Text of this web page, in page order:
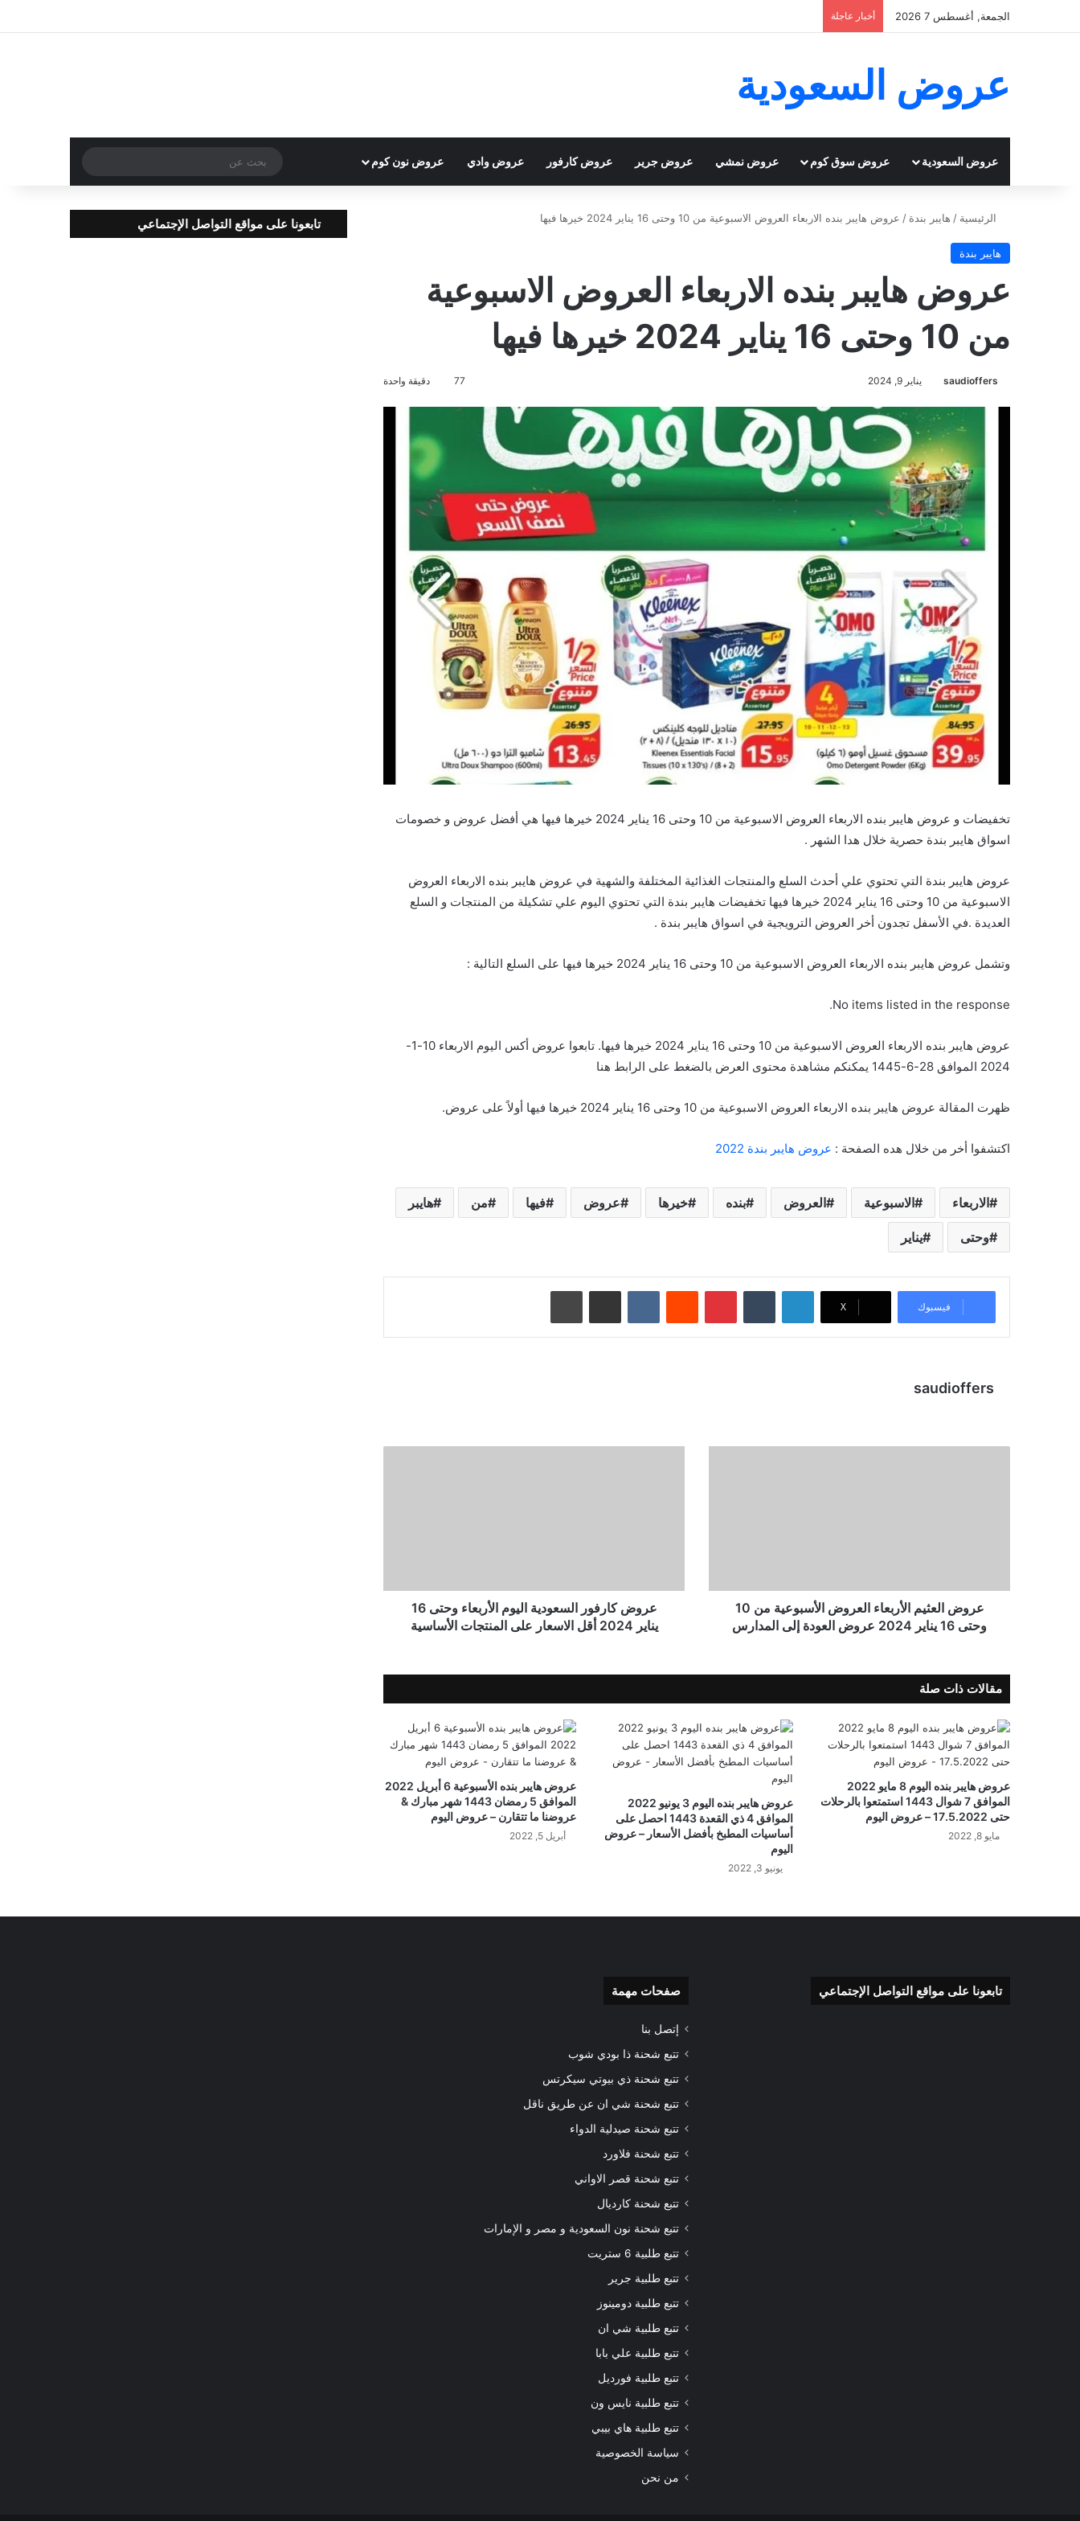
الجمعة, أغسطس 7 2026 أخبار عاجلة
عروض السعودية
عروض السعودية عروض سوق كوم عروض نمشي عروض جرير عروض كارفور عروض وادي عروض نون كوم
عن
الرئيسية / هايبر بندة / عروض هايبر بنده الاربعاء العروض الاسبوعية من 10 وحتى 16 يناير 2024 خيرها فيها
هايبر بندة
عروض هايبر بنده الاربعاء العروض الاسبوعية
من 10 وحتى 16 يناير 2024 خيرها فيها
saudioffers يناير 9, 2024 77 دقيقة واحدة
تخفيضات و عروض هايبر بنده الاربعاء العروض الاسبوعية من 10 وحتى 16 يناير 2024 خيرها فيها هي أفضل عروض و خصومات
اسواق هايبر بندة حصرية خلال هدا الشهر .
عروض هايبر بندة التي تحتوي علي أحدث السلع والمنتجات الغذائية المختلفة والشهية في عروض هايبر بنده الاربعاء العروض
الاسبوعية من 10 وحتى 16 يناير 2024 خيرها فيها تخفيضات هايبر بندة التي تحتوي اليوم علي تشكيلة من المنتجات و السلع
العديدة .في الأسفل تجدون أخر العروض الترويجية في اسواق هايبر بندة .
وتشمل عروض هايبر بنده الاربعاء العروض الاسبوعية من 10 وحتى 16 يناير 2024 خيرها فيها على السلع التالية :
No items listed in the response.
عروض هايبر بنده الاربعاء العروض الاسبوعية من 10 وحتى 16 يناير 2024 خيرها فيها. تابعوا عروض أكس اليوم الاربعاء 10-1-
2024 الموافق 28-6-1445 يمكنكم مشاهدة محتوى العرض بالضغط على الرابط هنا
ظهرت المقالة عروض هايبر بنده الاربعاء العروض الاسبوعية من 10 وحتى 16 يناير 2024 خيرها فيها أولاً على عروض.
اكتشفوا أخر من خلال هده الصفحة : عروض هايبر بندة 2022
الاربعاء الاسبوعية العروض بنده خيرها عروض فيها من هايبر
وحتى يناير
فيسبوك X
لينكدإن بينتيريست
saudioffers
عروض العثيم الأربعاء العروض الأسبوعية من 10
وحتى 16 يناير 2024 عروض العودة إلى المدارس
عروض كارفور السعودية اليوم الأربعاء وحتى 16
يناير 2024 أقل الاسعار على المنتجات الأساسية
مقالات ذات صلة
عروض هايبر بنده اليوم 8 مايو 2022
الموافق 7 شوال 1443 استمتعوا بالرحلات
حتى 17.5.2022 – عروض اليوم
مايو 8, 2022
عروض هايبر بنده اليوم 3 يونيو 2022
الموافق 4 ذي القعدة 1443 احصل على
أساسيات المطبخ بأفضل الأسعار – عروض
اليوم
يونيو 3, 2022
عروض هايبر بنده الأسبوعية 6 أبريل 2022
الموافق 5 رمضان 1443 شهر مبارك &
عروضنا ما تتقارن – عروض اليوم
أبريل 5, 2022
تابعونا على مواقع التواصل الإجتماعي
تابعونا على مواقع التواصل الإجتماعي صفحات مهمة
إتصل بنا
تتبع شحنة ذا بودي شوب
تتبع شحنة ذي بيوتي سيكرتس
تتبع شحنة شي ان عن طريق ناقل
تتبع شحنة صيدلية الدواء
تتبع شحنة فلاورد
تتبع شحنة قصر الاواني
تتبع شحنة كارديال
تتبع شحنة نون السعودية و مصر و الإمارات
تتبع طلبية 6 ستريت
تتبع طلبية جرير
تتبع طلبية دومينوز
تتبع طلبية شي ان
تتبع طلبية علي بابا
تتبع طلبية فورديل
تتبع طلبية نايس ون
تتبع طلبية هاي بيبي
سياسة الخصوصية
من نحن